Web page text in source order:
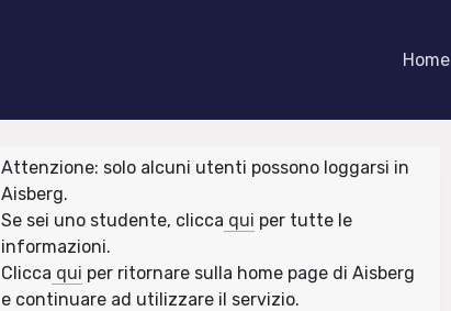
Home
Attenzione: solo alcuni utenti possono loggarsi in
Aisberg.
Se sei uno studente, clicca qui per tutte le
informazioni.
Clicca qui per ritornare sulla home page di Aisberg
e continuare ad utilizzare il servizio.